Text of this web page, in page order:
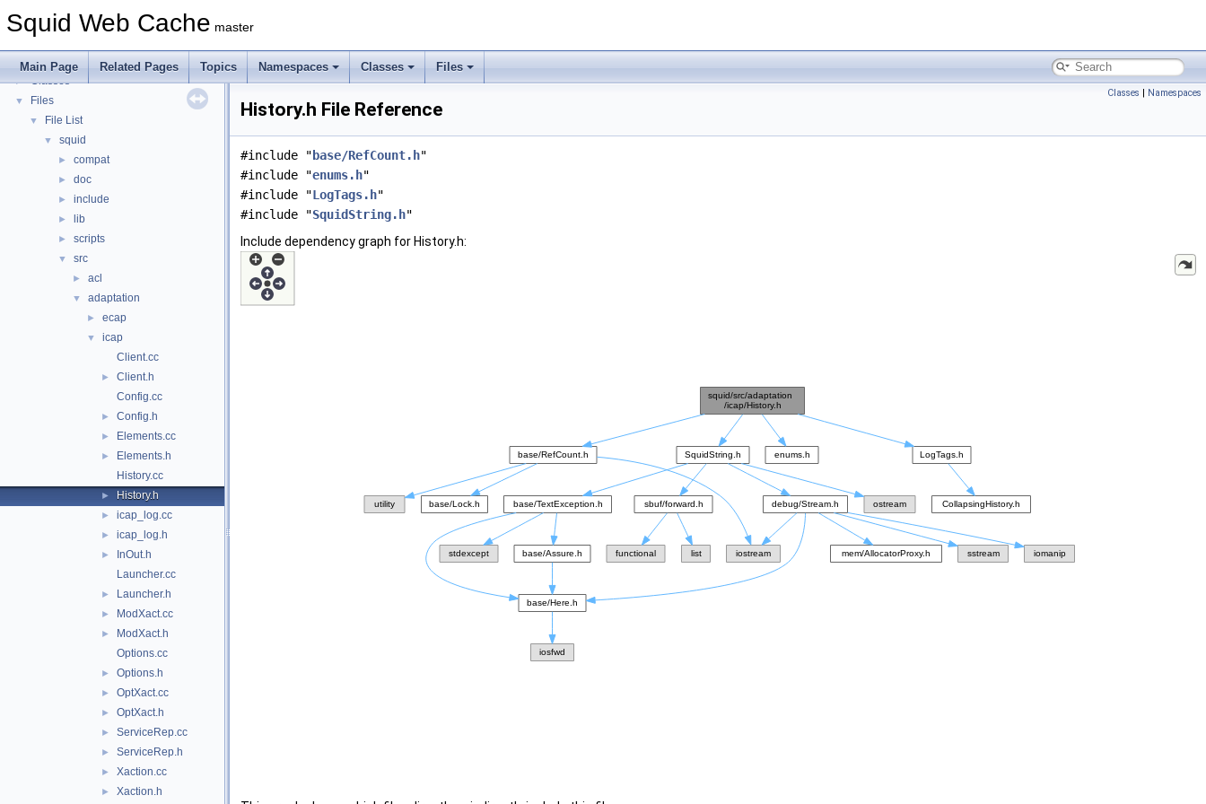
Squid Web Cache master
Main Page Related Pages Topics Namespaces Classes Files
Deprecated List
► Namespaces
► Classes
▼ Files
▼ File List
▼ squid
► compat
► doc
► include
► lib
► scripts
▼ src
► acl
▼ adaptation
► ecap
▼
icap
Client.cc
►
Client.h
Config.cc
► Config.h
► Elements.cc
►
Elements.h
History.cc
► History.h
► icap_log.cc
► icap_log.h
►
InOut.h
Launcher.cc
► Launcher.h
► ModXact.cc
►
ModXact.h
Options.cc
► Options.h
► OptXact.cc
► OptXact.h
► ServiceRep.cc
► ServiceRep.h
► Xaction.cc
► Xaction.h
Classes | Namespaces
History.h File Reference
#include " base/RefCount.h"
#include "enums.h"
#include "LogTags.h"
#include "SquidString.h"
Include dependency graph for History.h: